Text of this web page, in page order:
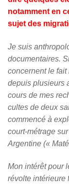
notamment en
sujet des
Je suis
documentaires.
concernent le fait
depuis plusieurs
cours de mes
cultes de deux
commencé à
court-métrage
Argentine («
Mon intérêt pour
révolte intérieure